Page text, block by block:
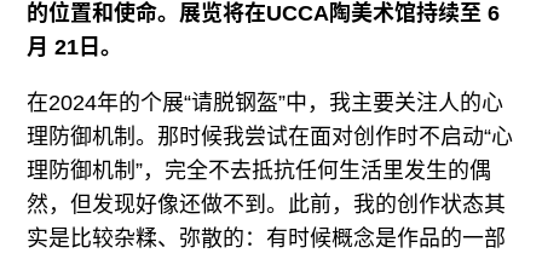
的位置和使命。展览将在UCCA陶美术馆持续至 6
月 21日。
在2024年的个展“请脱钢盔”中，我主要关注人的心
理防御机制。那时候我尝试在面对创作时不启动“心
理防御机制”，完全不去抵抗任何生活里发生的偶
然，但发现好像还做不到。此前，我的创作状态其
实是比较杂糅、弥散的：有时候概念是作品的一部